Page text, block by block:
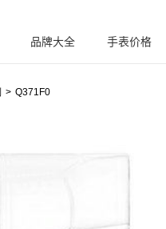
腕
品牌大全 手表价格
Q371F0